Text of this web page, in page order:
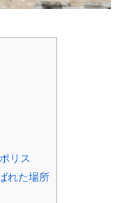
リス
れた場所